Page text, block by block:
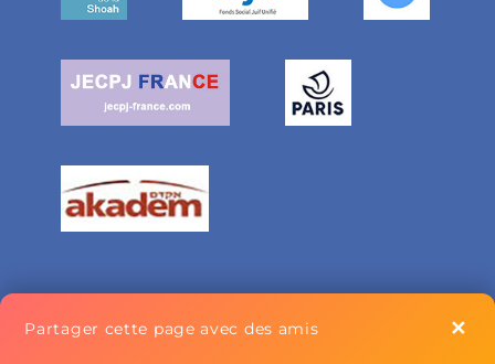
Partager cette page avec des amis ✕